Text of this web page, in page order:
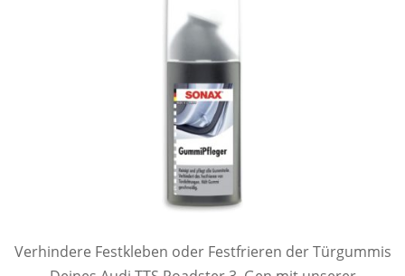
Verhindere Festkleben oder Festfrieren der Türgummis